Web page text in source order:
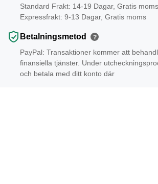
Standard Frakt: 14-19 Dagar, Gratis moms
Expressfrakt: 9-13 Dagar, Gratis moms
Betalningsmetod ?
PayPal: Transaktioner kommer att
finansiella tjänster. Under
och betala med ditt konto där